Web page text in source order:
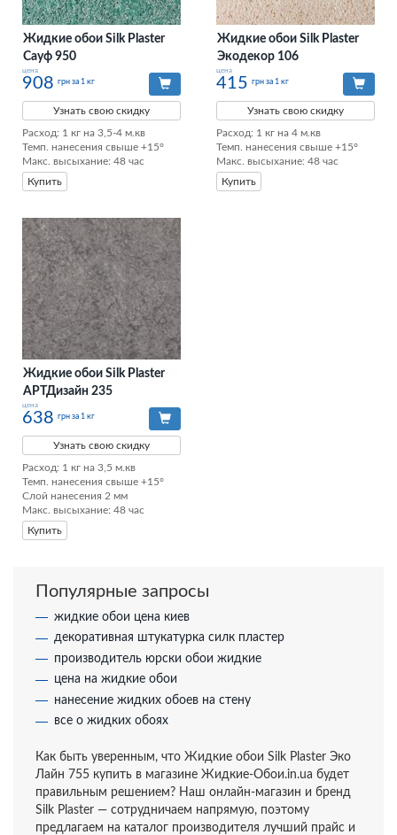
Жидкие обои Silk Plaster
Сауф 950
цена
908 грн за 1 кг
Узнать свою скидку
Расход: 1 кг на 3,5-4 м.кв
Темп. нанесения свыше +15°
Макс. высыхание: 48 час
Купить
Жидкие обои Silk Plaster
Экодекор 106
цена
415 грн за 1 кг
Узнать свою скидку
Расход: 1 кг на 4 м.кв
Темп. нанесения свыше +15°
Макс. высыхание: 48 час
Купить
Жидкие обои Silk Plaster
АРТДизайн 235
цена
638 грн за 1 кг
Узнать свою скидку
Расход: 1 кг на 3,5 м.кв
Темп. нанесения свыше +15°
Слой нанесения 2 мм
Макс. высыхание: 48 час
Купить
Популярные запросы
жидкие обои цена киев
декоративная штукатурка силк пластер
производитель юрски обои жидкие
цена на жидкие обои
нанесение жидких обоев на стену
все о жидких обоях
Как быть уверенным, что Жидкие обои Silk Plaster Эко
Лайн 755 купить в магазине Жидкие-Обои.in.ua будет
правильным решением? Наш онлайн-магазин и бренд
Silk Plaster — сотрудничаем напрямую, поэтому
предлагаем на каталог производителя лучший прайс и